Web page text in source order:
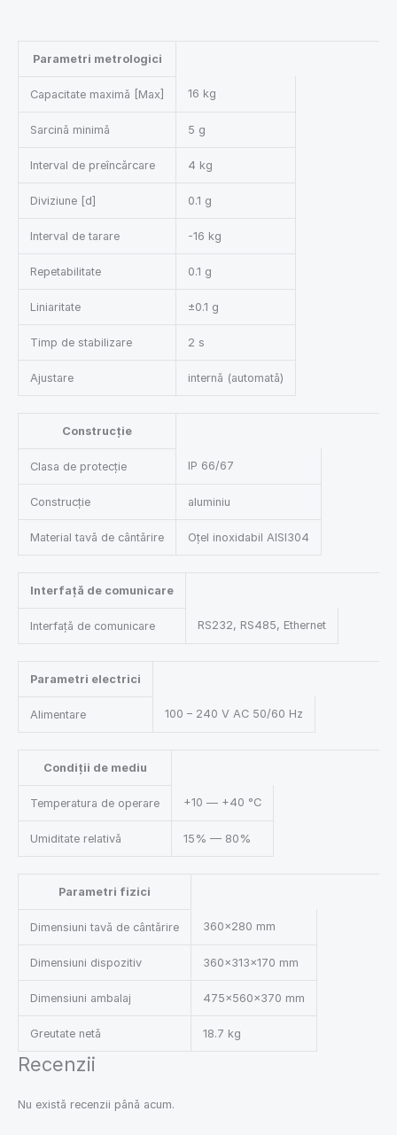
Parametri metrologici
Capacitate maximă [Max] 16 kg
Sarcină minimă 5 g
Interval de preîncărcare 4 kg
Diviziune [d] 0.1 g
Interval de tarare -16 kg
Repetabilitate 0.1 g
Liniaritate ±0.1 g
Timp de stabilizare 2 s
Ajustare internă (automată)
Construcție
Clasa de protecție IP 66/67
Construcție aluminiu
Material tavă de cântărire Oțel inoxidabil AISI304
Interfață de comunicare
Interfață de comunicare RS232, RS485, Ethernet
Parametri electrici
Alimentare 100 – 240 V AC 50/60 Hz
Condiții de mediu
Temperatura de operare +10 — +40 °C
Umiditate relativă 15% — 80%
Parametri fizici
Dimensiuni tavă de cântărire 360×280 mm
Dimensiuni dispozitiv 360×313×170 mm
Dimensiuni ambalaj 475×560×370 mm
Greutate netă 18.7 kg
Recenzii
Nu există recenzii până acum.